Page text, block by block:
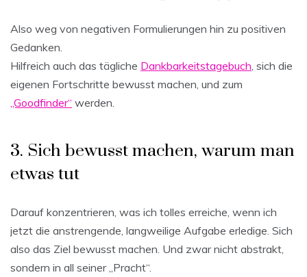
Also weg von negativen Formulierungen hin zu positiven
Gedanken.
Hilfreich auch das tägliche Dankbarkeitstagebuch, sich die
eigenen Fortschritte bewusst machen, und zum
„Goodfinder“ werden.
3. Sich bewusst machen, warum man
etwas tut
Darauf konzentrieren, was ich tolles erreiche, wenn ich
jetzt die anstrengende, langweilige Aufgabe erledige. Sich
also das Ziel bewusst machen. Und zwar nicht abstrakt,
sondern in all seiner „Pracht“.